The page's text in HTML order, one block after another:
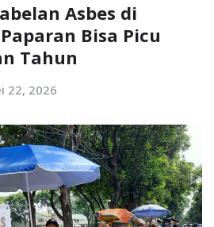
Asbes di
Bisa Picu
Tahun
22, 2026